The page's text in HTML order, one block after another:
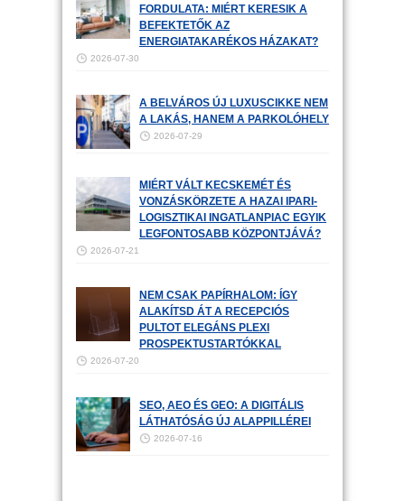
FORDULATA: MIÉRT KERESIK A
BEFEKTETŐK AZ
ENERGIATAKARÉKOS HÁZAKAT?
2026-07-30
A BELVÁROS ÚJ LUXUSCIKKE NEM
A LAKÁS, HANEM A PARKOLÓHELY
2026-07-29
MIÉRT VÁLT KECSKEMÉT ÉS
VONZÁSKÖRZETE A HAZAI IPARI-
LOGISZTIKAI INGATLANPIAC EGYIK
LEGFONTOSABB KÖZPONTJÁVÁ?
2026-07-21
NEM CSAK PAPÍRHALOM: ÍGY
ALAKÍTSD ÁT A RECEPCIÓS
PULTOT ELEGÁNS PLEXI
PROSPEKTUSTARTÓKKAL
2026-07-20
SEO, AEO ÉS GEO: A DIGITÁLIS
LÁTHATÓSÁG ÚJ ALAPPILLÉREI
2026-07-16